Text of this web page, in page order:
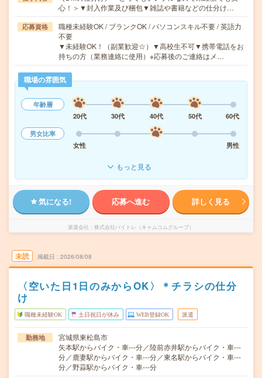
心！＞▼封入作業及び梱包▼雑誌や書籍などの仕分け…
応募資格
職種未経験OK / ブランクOK / パソコンスキル不要 / 英語力
不要
▼未経験OK！（副業歓迎☆）▼高校生不可▼携帯電話をお
持ちの方（業務連絡に使用）※応募後のご連絡はメ…
職場の雰囲気
年齢層
20代
30代 40代 50代
60代
男女比率
女性
男性
もっと見る
気になる! 応募へ進む 詳しく見る
派遣会社 株式会社バイトレ（キャムコムグループ）
未読 掲載日 2026/08/08
〈空いた日1日のみからOK〉＊チラシの仕分
け
職種未経験OK 土日祝日が休み WEB登録OK 派遣
勤務地
宮城県東松島市
矢本駅からバイク・車---分／陸前赤井駅からバイク・車---
分／鹿妻駅からバイク・車---分／東名駅からバイク・車---
分／野蒜駅からバイク・車---分